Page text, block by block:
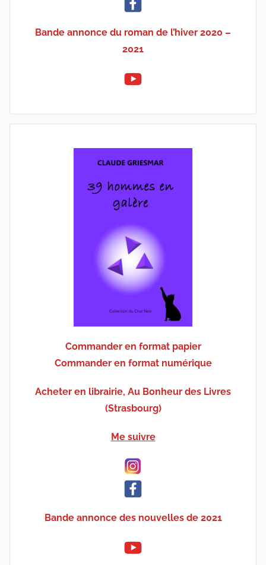
Bande annonce du roman de l’hiver 2020 –
2021
Commander en format papier
Commander en format numérique
Acheter en librairie, Au Bonheur des Livres
(Strasbourg)
Me suivre
Bande annonce des nouvelles de 2021